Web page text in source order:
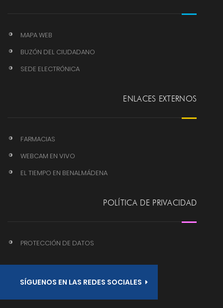
MAPA WEB
BUZÓN DEL CIUDADANO
SEDE ELECTRÓNICA
ENLACES EXTERNOS
FARMACIAS
WEBCAM EN VIVO
EL TIEMPO EN BENALMÁDENA
POLÍTICA DE PRIVACIDAD
PROTECCIÓN DE DATOS
SÍGUENOS EN LAS REDES SOCIALES